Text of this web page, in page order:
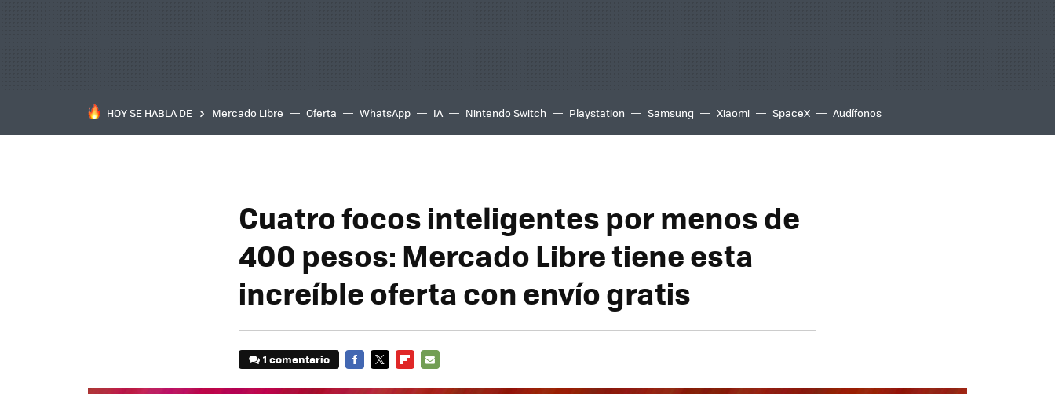
HOY SE HABLA DE Mercado Libre Oferta WhatsApp IA Nintendo Switch Playstation Samsung Xiaomi SpaceX Audífonos
Cuatro focos inteligentes por menos de
400 pesos: Mercado Libre tiene esta
increíble oferta con envío gratis
1 comentario